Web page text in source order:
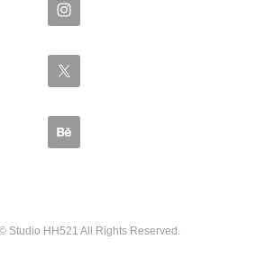
Studio HH521 All Rights Reserved.